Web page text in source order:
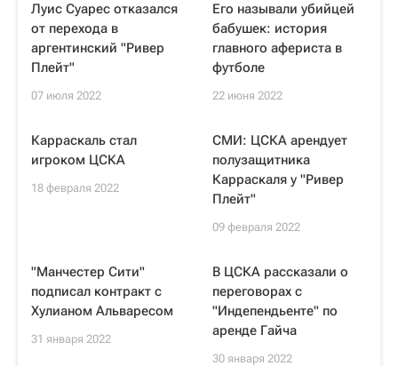
Луис Суарес отказался
от перехода в
аргентинский "Ривер
Плейт"
07 июля 2022
Его называли убийцей
бабушек: история
главного афериста в
футболе
22 июня 2022
Карраскаль стал
игроком ЦСКА
18 февраля 2022
СМИ: ЦСКА арендует
полузащитника
Карраскаля у "Ривер
Плейт"
09 февраля 2022
"Манчестер Сити"
подписал контракт с
Хулианом Альваресом
31 января 2022
В ЦСКА рассказали о
переговорах с
"Индепендьенте" по
аренде Гайча
30 января 2022